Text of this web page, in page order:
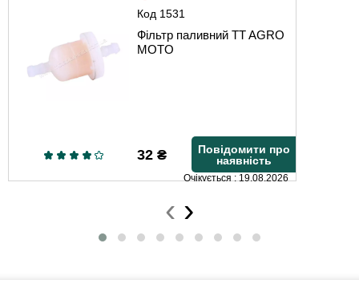
Код 1531
Фільтр паливний TT AGRO
MOTO
32 ₴
Повідомити про
наявність
Очікується : 19.08.2026
‹ ›